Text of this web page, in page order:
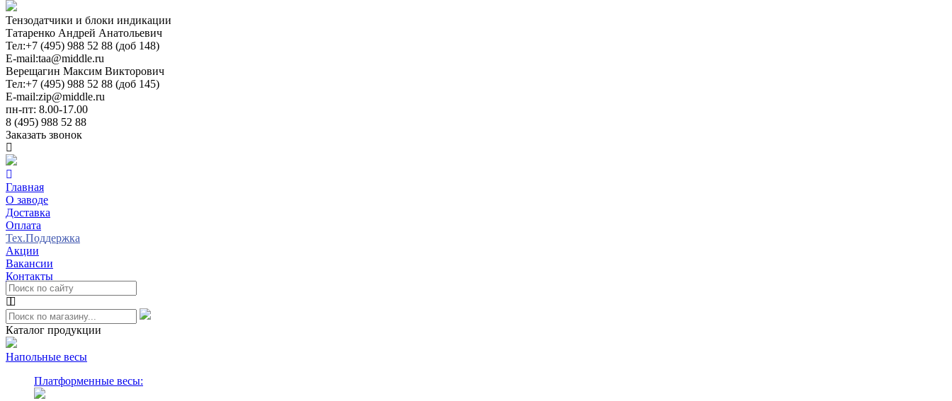
Тензодатчики и блоки индикации
Татаренко Андрей Анатольевич
Тел:+7 (495) 988 52 88 (доб 148)
E-mail:taa@middle.ru
Верещагин Максим Викторович
Тел:+7 (495) 988 52 88 (доб 145)
E-mail:zip@middle.ru
пн-пт: 8.00-17.00
8 (495) 988 52 88
Заказать звонок
Главная
О заводе
Доставка
Оплата
Тех.Поддержка
Акции
Вакансии
Контакты
Каталог продукции
Напольные весы
Платформенные весы: